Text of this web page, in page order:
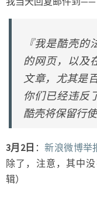
『我是酷壳
的网页，以及
文章，尤其是
你们已经违反
酷壳将保留行
3月2日 ：新浪微博举
除了，注意，其中
辑）